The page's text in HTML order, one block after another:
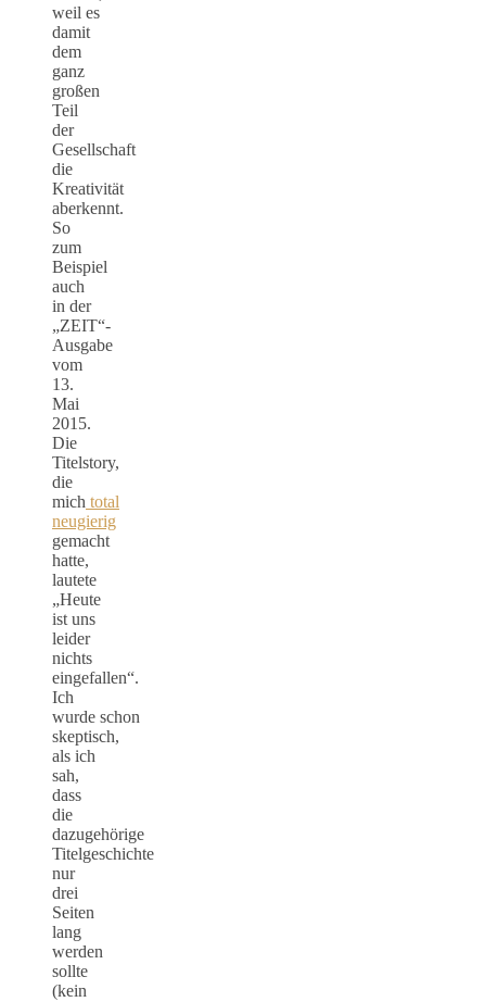
weil es
damit
dem
ganz
großen
Teil
der
Gesellschaft
die
Kreativität
aberkennt.
So
zum
Beispiel
auch
in der
„ZEIT“-
Ausgabe
vom
13.
Mai
2015.
Die
Titelstory,
die
mich total
neugierig
gemacht
hatte,
lautete
„Heute
ist uns
leider
nichts
eingefallen“.
Ich
wurde schon
skeptisch,
als ich
sah,
dass
die
dazugehörige
Titelgeschichte
nur
drei
Seiten
lang
werden
sollte
(kein